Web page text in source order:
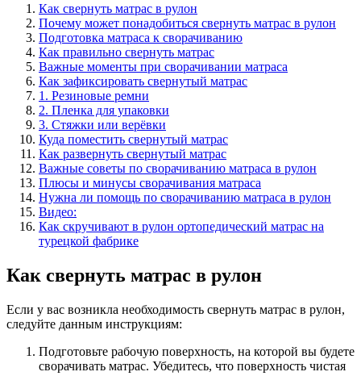
Как свернуть матрас в рулон
Почему может понадобиться свернуть матрас в рулон
Подготовка матраса к сворачиванию
Как правильно свернуть матрас
Важные моменты при сворачивании матраса
Как зафиксировать свернутый матрас
1. Резиновые ремни
2. Пленка для упаковки
3. Стяжки или верёвки
Куда поместить свернутый матрас
Как развернуть свернутый матрас
Важные советы по сворачиванию матраса в рулон
Плюсы и минусы сворачивания матраса
Нужна ли помощь по сворачиванию матраса в рулон
Видео:
Как скручивают в рулон ортопедический матрас на
турецкой фабрике
Как свернуть матрас в рулон
Если у вас возникла необходимость свернуть матрас в рулон,
следуйте данным инструкциям:
Подготовьте рабочую поверхность, на которой вы будете
сворачивать матрас. Убедитесь, что поверхность чистая